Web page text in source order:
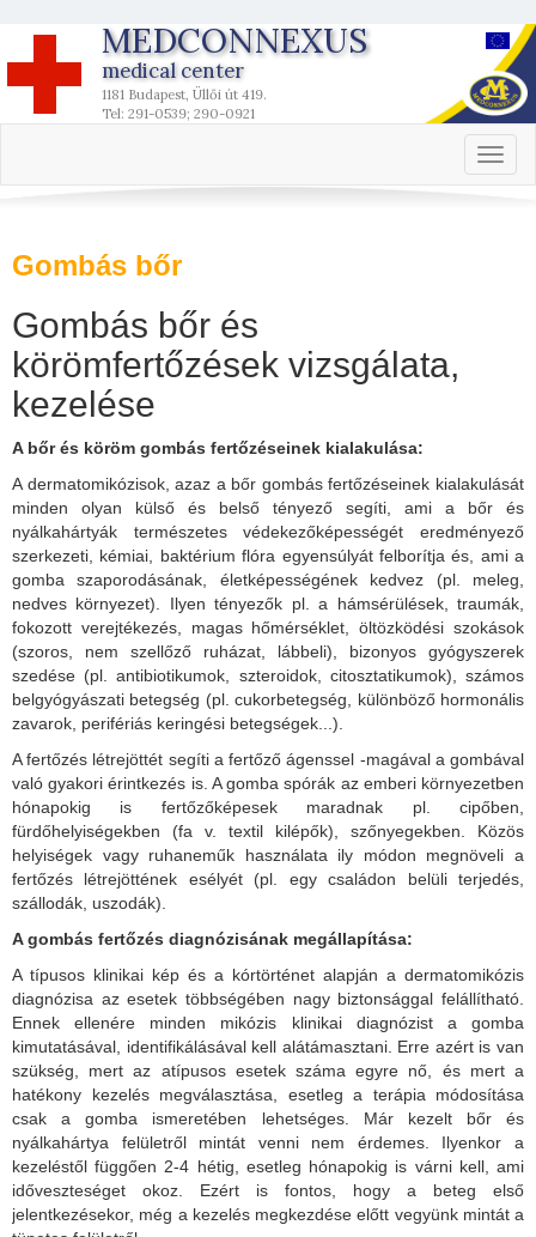
MEDCONNEXUS
medical center
1181 Budapest, Üllői út 419.
Tel: 291-0539; 290-0921
Gombás bőr
Gombás bőr és
körömfertőzések vizsgálata,
kezelése
A bőr és köröm gombás fertőzéseinek kialakulása:
A dermatomikózisok, azaz a bőr gombás fertőzéseinek kialakulását
minden olyan külső és belső tényező segíti, ami a bőr és
nyálkahártyák természetes védekezőképességét eredményező
szerkezeti, kémiai, baktérium flóra egyensúlyát felborítja és, ami a
gomba szaporodásának, életképességének kedvez (pl. meleg,
nedves környezet). Ilyen tényezők pl. a hámsérülések, traumák,
fokozott verejtékezés, magas hőmérséklet, öltözködési szokások
(szoros, nem szellőző ruházat, lábbeli), bizonyos gyógyszerek
szedése (pl. antibiotikumok, szteroidok, citosztatikumok), számos
belgyógyászati betegség (pl. cukorbetegség, különböző hormonális
zavarok, perifériás keringési betegségek...).
A fertőzés létrejöttét segíti a fertőző ágenssel -magával a gombával
való gyakori érintkezés is. A gomba spórák az emberi környezetben
hónapokig is fertőzőképesek maradnak pl. cipőben,
fürdőhelyiségekben (fa v. textil kilépők), szőnyegekben. Közös
helyiségek vagy ruhaneműk használata ily módon megnöveli a
fertőzés létrejöttének esélyét (pl. egy családon belüli terjedés,
szállodák, uszodák).
A gombás fertőzés diagnózisának megállapítása:
A típusos klinikai kép és a kórtörténet alapján a dermatomikózis
diagnózisa az esetek többségében nagy biztonsággal felállítható.
Ennek ellenére minden mikózis klinikai diagnózist a gomba
kimutatásával, identifikálásával kell alátámasztani. Erre azért is van
szükség, mert az atípusos esetek száma egyre nő, és mert a
hatékony kezelés megválasztása, esetleg a terápia módosítása
csak a gomba ismeretében lehetséges. Már kezelt bőr és
nyálkahártya felületről mintát venni nem érdemes. Ilyenkor a
kezeléstől függően 2-4 hétig, esetleg hónapokig is várni kell, ami
időveszteséget okoz. Ezért is fontos, hogy a beteg első
jelentkezésekor, még a kezelés megkezdése előtt vegyünk mintát a